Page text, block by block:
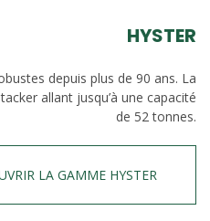
HYSTER
depuis plus de 90 ans. La
allant jusqu’à une capacité
de 52 tonnes.
LA GAMME HYSTER